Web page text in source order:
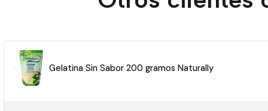
Gelatina Sin Sabor 200 gramos Naturally